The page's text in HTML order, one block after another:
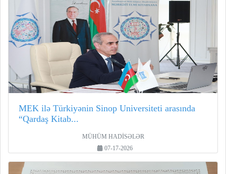
MEK ilə Türkiyənin Sinop Universiteti arasında
“Qardaş Kitab...
MÜHÜM HADİSƏLƏR
07-17-2026